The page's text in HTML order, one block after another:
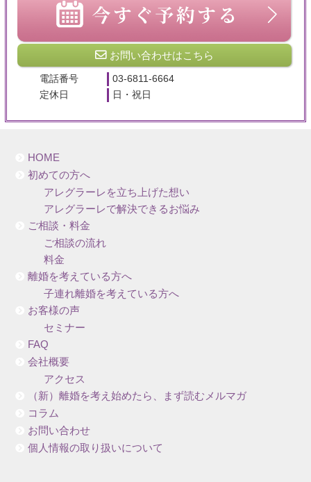
お問い合わせはこちら
電話番号
03-6811-6664
定休日
日・祝日
HOME
初めての方へ
アレグラーレを立ち上げた想い
アレグラーレで解決できるお悩み
ご相談・料金
ご相談の流れ
料金
離婚を考えている方へ
子連れ離婚を考えている方へ
お客様の声
セミナー
FAQ
会社概要
アクセス
（新）離婚を考え始めたら、まず読むメルマガ
コラム
お問い合わせ
個人情報の取り扱いについて